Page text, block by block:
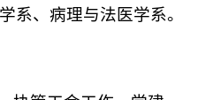
系、病理与法医学系。